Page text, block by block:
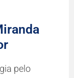
pelo